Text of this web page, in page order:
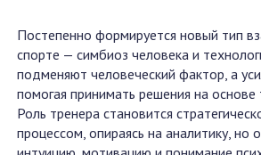
Постепенно формируется новый тип
спорте — симбиоз человека и
подменяют человеческий фактор, а
помогая принимать решения на
Роль тренера становится
процессом, опираясь на аналитику, но